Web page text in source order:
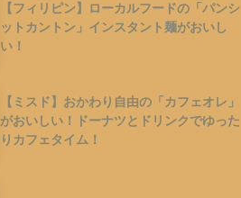
【フィリピン】ローカルフードの「パンシ
ットカントン」インスタント麺がおいし
い！
【ミスド】おかわり自由の「カフェオレ」
がおいしい！ドーナツとドリンクでゆった
りカフェタイム！